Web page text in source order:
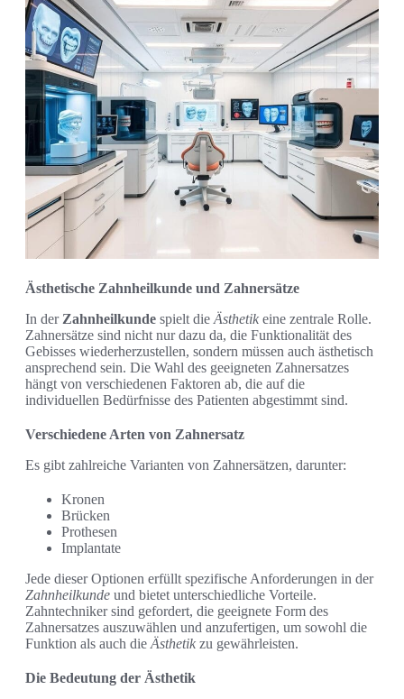
Ästhetische Zahnheilkunde und Zahnersätze
In der Zahnheilkunde spielt die Ästhetik eine zentrale Rolle.
Zahnersätze sind nicht nur dazu da, die Funktionalität des
Gebisses wiederherzustellen, sondern müssen auch ästhetisch
ansprechend sein. Die Wahl des geeigneten Zahnersatzes
hängt von verschiedenen Faktoren ab, die auf die
individuellen Bedürfnisse des Patienten abgestimmt sind.
Verschiedene Arten von Zahnersatz
Es gibt zahlreiche Varianten von Zahnersätzen, darunter:
Kronen
Brücken
Prothesen
Implantate
Jede dieser Optionen erfüllt spezifische Anforderungen in der
Zahnheilkunde und bietet unterschiedliche Vorteile.
Zahntechniker sind gefordert, die geeignete Form des
Zahnersatzes auszuwählen und anzufertigen, um sowohl die
Funktion als auch die Ästhetik zu gewährleisten.
Die Bedeutung der Ästhetik